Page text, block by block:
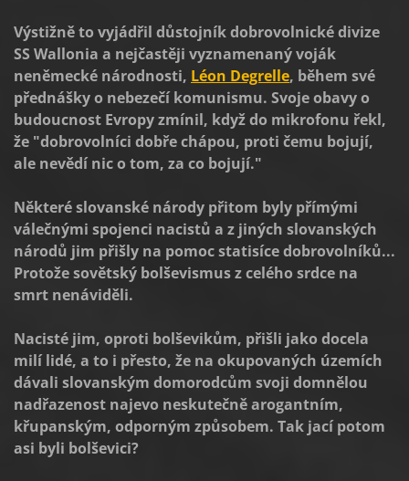
Výstižně to vyjádřil důstojník dobrovolnické divize
SS Wallonia a nejčastěji vyznamenaný voják
neněmecké národnosti, Léon Degrelle, během své
přednášky o nebezečí komunismu. Svoje obavy o
budoucnost Evropy zmínil, když do mikrofonu řekl,
že "dobrovolníci dobře chápou, proti čemu bojují,
ale nevědí nic o tom, za co bojují."
Některé slovanské národy přitom byly přímými
válečnými spojenci nacistů a z jiných slovanských
národů jim přišly na pomoc statisíce dobrovolníků...
Protože sovětský bolševismus z celého srdce na
smrt nenáviděli.
Nacisté jim, oproti bolševikům, přišli jako docela
milí lidé, a to i přesto, že na okupovaných územích
dávali slovanským domorodcům svoji domnělou
nadřazenost najevo neskutečně arogantním,
křupanským, odporným způsobem. Tak jací potom
asi byli bolševici?